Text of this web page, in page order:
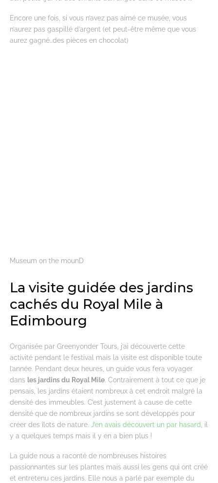
Encore une fois, si vous n’avez pas aimé ce musée, vous
n’aurez pas gaspillé d’argent (et peut-être même que vous
aurez gagné…des pièces en chocolat)
Museum on the mounD
La visite guidée des jardins
cachés du Royal Mile à
Edimbourg
Organisée par Greenyonder Tours, j’ai découverte cette
activité pendant le festival mais la visite est disponible toute
l’année. Pendant deux heures, un guide vous fera voyager
dans les jardins du Royal Mile. Contrairement à tout ce que je
pensais, les jardins étaient nombreux à cet endroit malgré la
densité des immeubles. C’est justement à cause de cette
densité que de nombreux jardins se sont développés pour
créer des îlots de nature. J’en avais découvert un par hasard , il
y a quelques temps mais il y en a bien plus !
La guide nous a raconté de nombreuses histoires
passionnantes sur les plantes mais aussi les gens qui ont créé
et entretenu ces jardins. Elle nous a parlé par exemple du